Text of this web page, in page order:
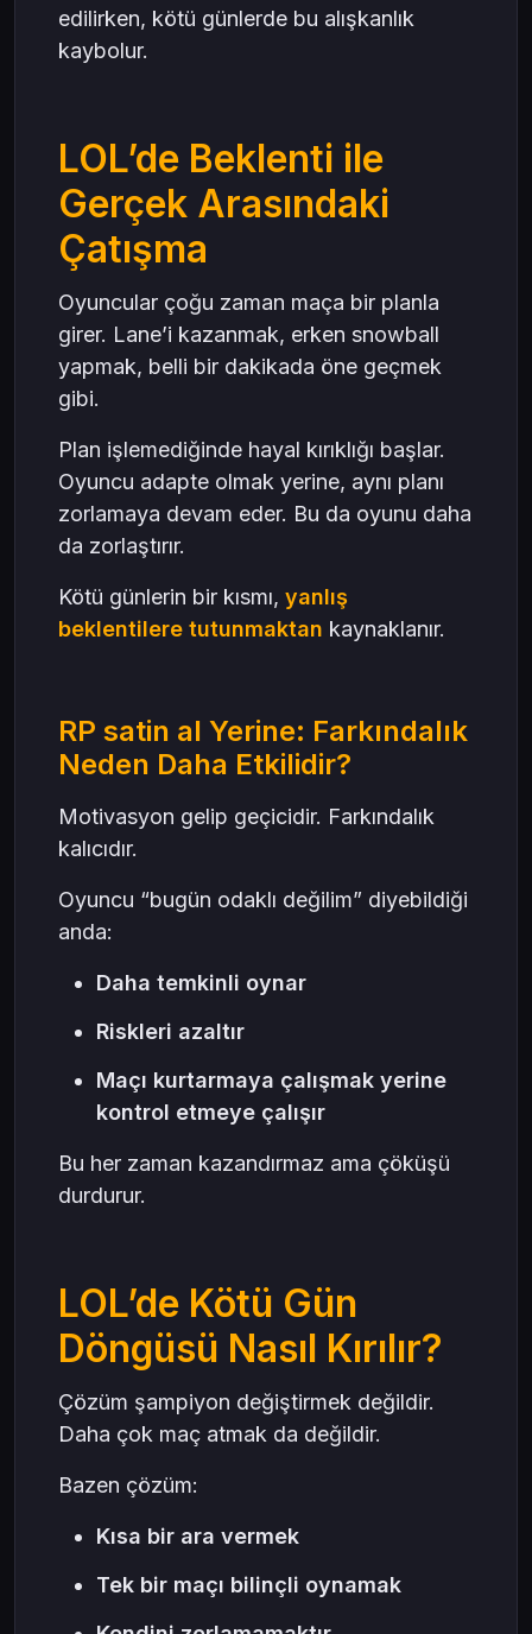
edilirken, kötü günlerde bu alışkanlık
kaybolur.
LOL’de Beklenti ile
Gerçek Arasındaki
Çatışma
Oyuncular çoğu zaman maça bir planla
girer. Lane’i kazanmak, erken snowball
yapmak, belli bir dakikada öne geçmek
gibi.
Plan işlemediğinde hayal kırıklığı başlar.
Oyuncu adapte olmak yerine, aynı planı
zorlamaya devam eder. Bu da oyunu daha
da zorlaştırır.
Kötü günlerin bir kısmı, yanlış
beklentilere tutunmaktan kaynaklanır.
RP satin al Yerine: Farkındalık
Neden Daha Etkilidir?
Motivasyon gelip geçicidir. Farkındalık
kalıcıdır.
Oyuncu “bugün odaklı değilim” diyebildiği
anda:
Daha temkinli oynar
Riskleri azaltır
Maçı kurtarmaya çalışmak yerine
kontrol etmeye çalışır
Bu her zaman kazandırmaz ama çöküşü
durdurur.
LOL’de Kötü Gün
Döngüsü Nasıl Kırılır?
Çözüm şampiyon değiştirmek değildir.
Daha çok maç atmak da değildir.
Bazen çözüm:
Kısa bir ara vermek
Tek bir maçı bilinçli oynamak